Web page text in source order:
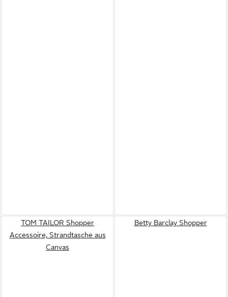
TOM TAILOR Shopper
Accessoire, Strandtasche aus
Canvas
Betty Barclay Shopper